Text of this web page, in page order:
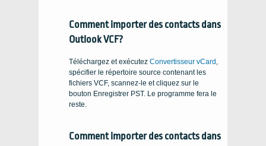
Comment importer des contacts dans
Outlook VCF?
Téléchargez et exécutez Convertisseur vCard ,
spécifier le répertoire source contenant les
fichiers VCF, scannez-le et cliquez sur le
bouton Enregistrer PST. Le programme fera le
reste.
Comment importer des contacts dans